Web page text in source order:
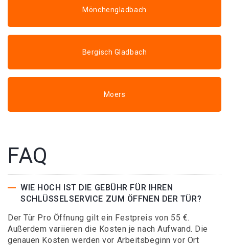
Mönchengladbach
Bergisch Gladbach
Moers
FAQ
WIE HOCH IST DIE GEBÜHR FÜR IHREN
SCHLÜSSELSERVICE ZUM ÖFFNEN DER TÜR?
Der Tür Pro Öffnung gilt ein Festpreis von 55 €.
Außerdem variieren die Kosten je nach Aufwand. Die
genauen Kosten werden vor Arbeitsbeginn vor Ort